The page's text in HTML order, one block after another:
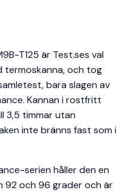
T125 är Test.ses val
termoskanna, och tog
bara slagen av
Kannan i rostfritt
3,5 timmar utan
inte bränns fast som i
serien håller den en
92 och 96 grader och är